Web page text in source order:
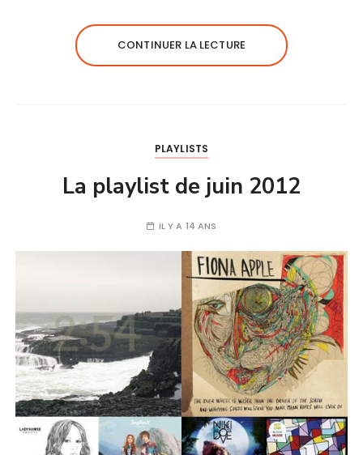
CONTINUER LA LECTURE
PLAYLISTS
La playlist de juin 2012
IL Y A 14 ANS